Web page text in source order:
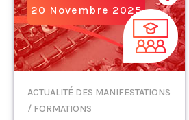
20 Novembre 2025
ACTUALITÉ DES MANIFESTATIONS
/ FORMATIONS